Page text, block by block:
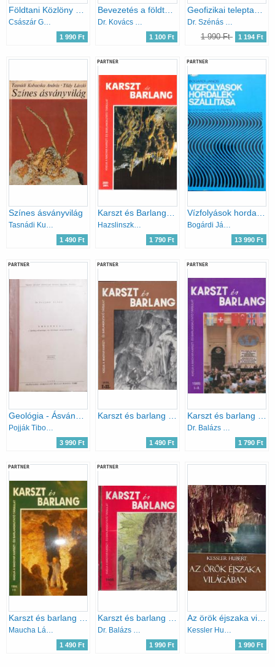
Földtani Közlöny Vol. 128. Nos. 2-3. - Bulletin of the Hungarian Geological Society
Császár Géza (főszerk.)
1 990 Ft
Bevezetés a földtan tudományába
Dr. Kovács József
1 100 Ft
Geofizikai teleptan (A geofizikai kutatómódszerek alkalmazása)
Dr. Szénás György
1 990 Ft 1 194 Ft
Színes ásványvilág
Tasnádi Kubacska A.-Tildy L.
1 490 Ft
PARTNER
Hazslinszky Tamás
1 790 Ft
PARTNER
Bogárdi János
13 990 Ft
PARTNER
3 990 Ft
PARTNER
1 490 Ft
PARTNER
1 790 Ft
PARTNER
Maucha László (szerk.)
1 490 Ft
PARTNER
Dr. Balázs Dénes (főszerk.)
1 990 Ft
Az örök éjszaka világában
Kessler Hubert
1 990 Ft